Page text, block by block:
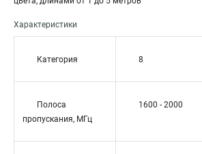
Характеристики
Категория 8
Полоса
пропускания, МГц
1600 - 2000